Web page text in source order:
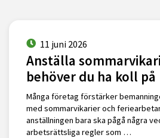
11 juni 2026
Anställa
behöver du ha koll på
Många företag förstärker
med sommarvikarier och
anställningen bara ska pågå några
arbetsrättsliga regler som …